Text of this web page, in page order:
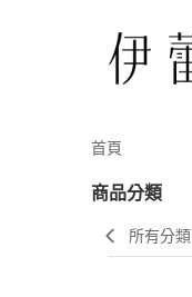
首頁
商品分類
所有分類